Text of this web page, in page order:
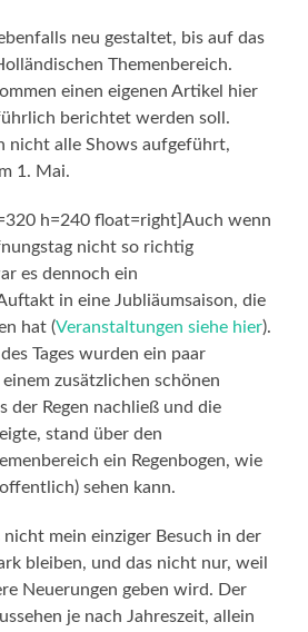
neu gestaltet, bis auf das
Themenbereich.
einen eigenen Artikel hier
berichtet werden soll.
nicht alle Shows aufgeführt,
1. Mai.
h=240 float=right]Auch wenn
nicht so richtig
es dennoch ein
in eine Jubliäumsaison, die
hat (Veranstaltungen siehe hier).
Tages wurden ein paar
zusätzlichen schönen
der Regen nachließ und die
stand über den
ein Regenbogen, wie
sehen kann.
mein einziger Besuch in der
bleiben, und das nicht nur, weil
Neuerungen geben wird. Der
je nach Jahreszeit, allein